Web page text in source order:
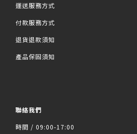
運送服務方式
付款服務方式
退貨退款須知
產品保固須知
聯絡我們
時間 / 09:00-17:00